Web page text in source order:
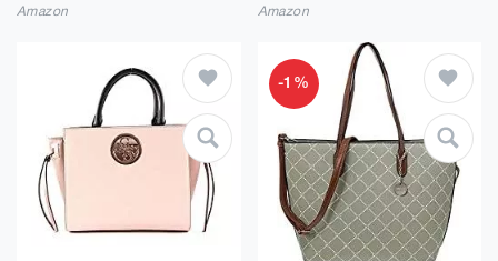
Amazon Amazon
-1%